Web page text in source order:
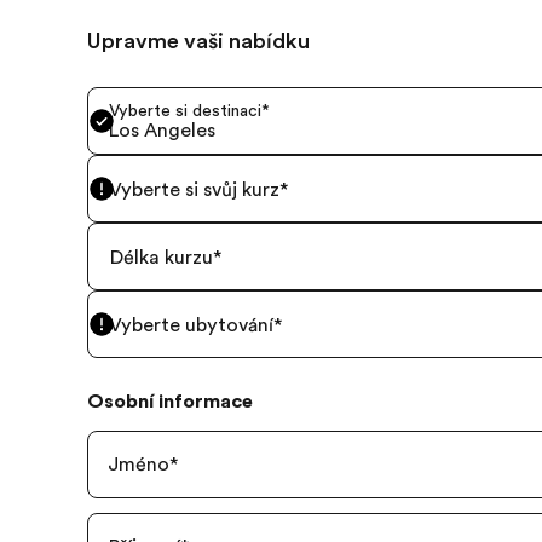
Upravme vaši nabídku
Vyberte si destinaci*
Los Angeles
Vyberte si svůj kurz*
Délka kurzu*
Vyberte ubytování*
Osobní informace
Jméno*